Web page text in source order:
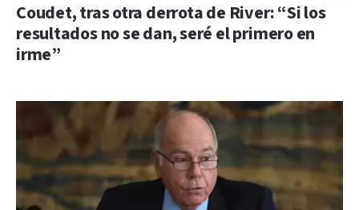
Coudet, tras otra derrota de River: “Si los
resultados no se dan, seré el primero en
irme”